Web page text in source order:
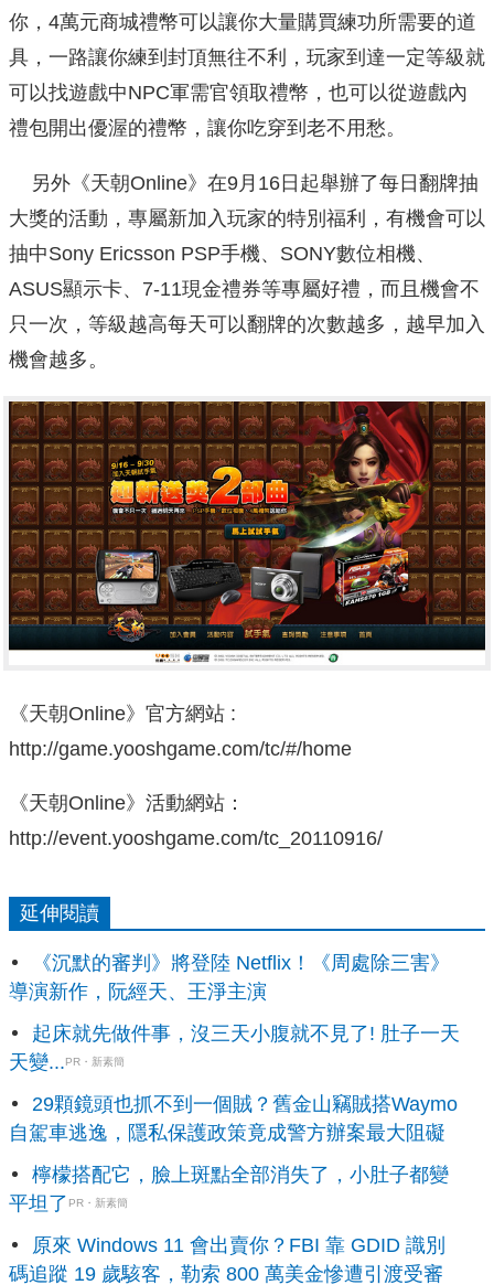
你，4萬元商城禮幣可以讓你大量購買練功所需要的道
具，一路讓你練到封頂無往不利，玩家到達一定等級就
可以找遊戲中NPC軍需官領取禮幣，也可以從遊戲內
禮包開出優渥的禮幣，讓你吃穿到老不用愁。
另外《天朝Online》在9月16日起舉辦了每日翻牌抽
大獎的活動，專屬新加入玩家的特別福利，有機會可以
抽中Sony Ericsson PSP手機、SONY數位相機、
ASUS顯示卡、7-11現金禮券等專屬好禮，而且機會不
只一次，等級越高每天可以翻牌的次數越多，越早加入
機會越多。
《天朝Online》官方網站 :
http://game.yooshgame.com/tc/#/home
《天朝Online》活動網站：
http://event.yooshgame.com/tc_20110916/
延伸閱讀
《沉默的審判》將登陸 Netflix！《周處除三害》
導演新作，阮經天、王淨主演
起床就先做件事，沒三天小腹就不見了! 肚子一天
天變...PR・新素簡
29顆鏡頭也抓不到一個賊？舊金山竊賊搭Waymo
自駕車逃逸，隱私保護政策竟成警方辦案最大阻礙
檸檬搭配它，臉上斑點全部消失了，小肚子都變
平坦了 PR・新素簡
原來 Windows 11 會出賣你？FBI 靠 GDID 識別
碼追蹤 19 歲駭客，勒索 800 萬美金慘遭引渡受審